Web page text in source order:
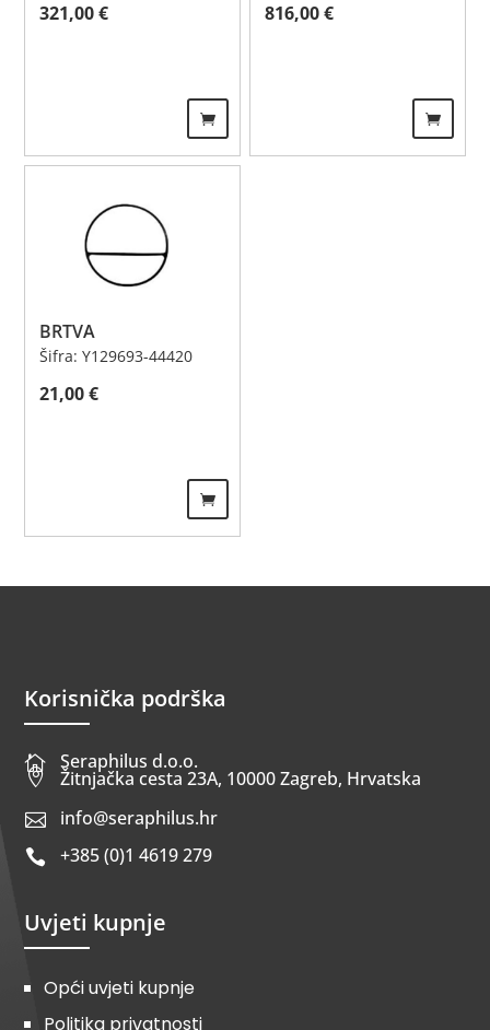
321,00€ 816,00€
BRTVA
Šifra: Y129693-44420
21,00€
Korisnička podrška
 Seraphilus d.o.o.
 Žitnjačka cesta 23A, 10000 Zagreb, Hrvatska
 info@seraphilus.hr
 +385 (0)1 4619 279
Uvjeti kupnje
Opći uvjeti kupnje
Politika privatnosti